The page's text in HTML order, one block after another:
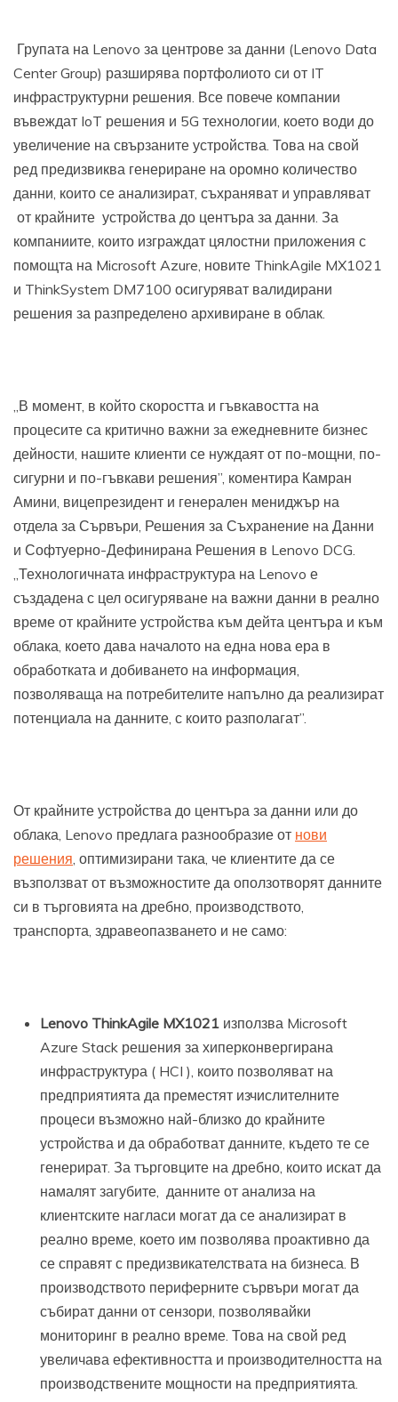
Групата на Lenovo за центрове за данни (Lenovo Data
Center Group) разширява портфолиото си от IT
инфраструктурни решения. Все повече компании
въвеждат IoT решения и 5G технологии, което води до
увеличение на свързаните устройства. Това на свой
ред предизвиква генериране на оромно количество
данни, които се анализират, съхраняват и управляват
от крайните устройства до центъра за данни. За
компаниите, които изграждат цялостни приложения с
помощта на Microsoft Azure, новите ThinkAgile MX1021
и ThinkSystem DM7100 осигуряват валидирани
решения за разпределено архивиране в облак.
„В момент, в който скоростта и гъвкавостта на
процесите са критично важни за ежедневните бизнес
дейности, нашите клиенти се нуждаят от по-мощни, по-
сигурни и по-гъвкави решения”, коментира Камран
Амини, вицепрезидент и генерален мениджър на
отдела за Сървъри, Решения за Съхранение на Данни
и Софтуерно-Дефинирана Решения в Lenovo DCG.
„Технологичната инфраструктура на Lenovo е
създадена с цел осигуряване на важни данни в реално
време от крайните устройства към дейта центъра и към
облака, което дава началото на една нова ера в
обработката и добиването на информация,
позволяваща на потребителите напълно да реализират
потенциала на данните, с които разполагат”.
От крайните устройства до центъра за данни или до
облака, Lenovo предлага разнообразие от нови
решения, оптимизирани така, че клиентите да се
възползват от възможностите да оползотворят данните
си в търговията на дребно, производството,
транспорта, здравеопазването и не само:
Lenovo ThinkAgile MX1021 използва Microsoft
Azure Stack решения за хиперконвергирана
инфраструктура ( HCI ), които позволяват на
предприятията да преместят изчислителните
процеси възможно най-близко до крайните
устройства и да обработват данните, където те се
генерират. За търговците на дребно, които искат да
намалят загубите, данните от анализа на
клиентските нагласи могат да се анализират в
реално време, което им позволява проактивно да
се справят с предизвикателствата на бизнеса. В
производството периферните сървъри могат да
събират данни от сензори, позволявайки
мониторинг в реално време. Това на свой ред
увеличава ефективността и производителността на
производствените мощности на предприятията.